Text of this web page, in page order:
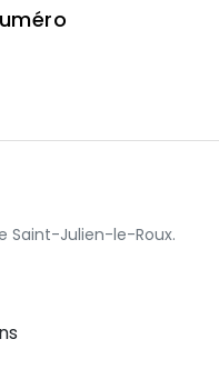
Saint-Julien-le-Roux.